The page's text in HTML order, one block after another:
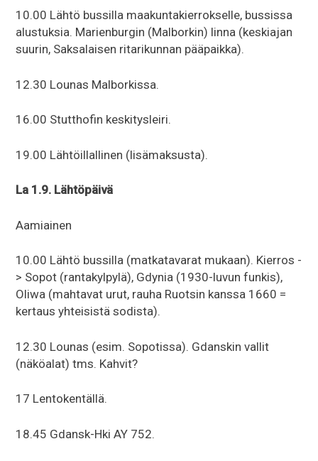
10.00 Lähtö bussilla maakuntakierrokselle, bussissa
alustuksia. Marienburgin (Malborkin) linna (keskiajan
suurin, Saksalaisen ritarikunnan pääpaikka).
12.30 Lounas Malborkissa.
16.00 Stutthofin keskitysleiri.
19.00 Lähtöillallinen (lisämaksusta).
La 1.9. Lähtöpäivä
Aamiainen
10.00 Lähtö bussilla (matkatavarat mukaan). Kierros -
> Sopot (rantakylpylä), Gdynia (1930-luvun funkis),
Oliwa (mahtavat urut, rauha Ruotsin kanssa 1660 =
kertaus yhteisistä sodista).
12.30 Lounas (esim. Sopotissa). Gdanskin vallit
(näköalat) tms. Kahvit?
17 Lentokentällä.
18.45 Gdansk-Hki AY 752.